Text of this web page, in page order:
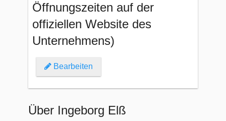
Öffnungszeiten auf der
offiziellen Website des
Unternehmens)
Bearbeiten
Über Ingeborg Elß